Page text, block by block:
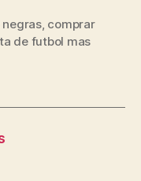
, comprar
de futbol mas